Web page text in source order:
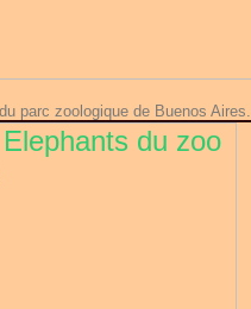
parc zoologique de Buenos Aires.